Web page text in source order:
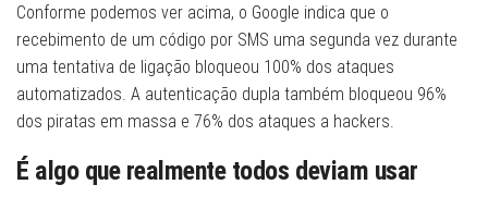
Conforme podemos ver acima, o Google indica que o
recebimento de um código por SMS uma segunda vez durante
uma tentativa de ligação bloqueou 100% dos ataques
automatizados. A autenticação dupla também bloqueou 96%
dos piratas em massa e 76% dos ataques a hackers.
É algo que realmente todos deviam usar